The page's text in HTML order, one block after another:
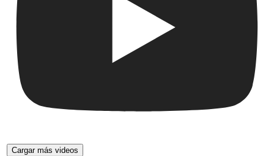
Cargar más videos